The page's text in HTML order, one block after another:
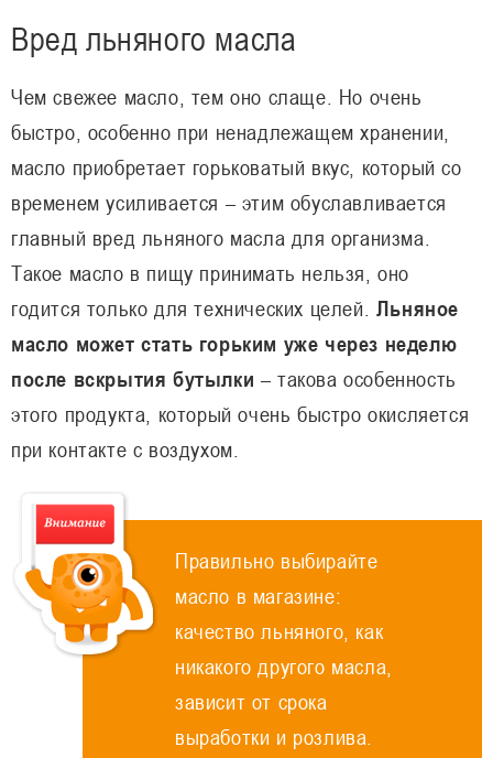
Вред льняного масла
Чем свежее масло, тем оно слаще. Но очень
быстро, особенно при ненадлежащем хранении,
масло приобретает горьковатый вкус, который со
временем усиливается – этим обуславливается
главный вред льняного масла для организма.
Такое масло в пищу принимать нельзя, оно
годится только для технических целей. Льняное
масло может стать горьким уже через неделю
после вскрытия бутылки – такова особенность
этого продукта, который очень быстро окисляется
при контакте с воздухом.
Правильно выбирайте
масло в магазине:
качество льняного, как
никакого другого масла,
зависит от срока
выработки и розлива.